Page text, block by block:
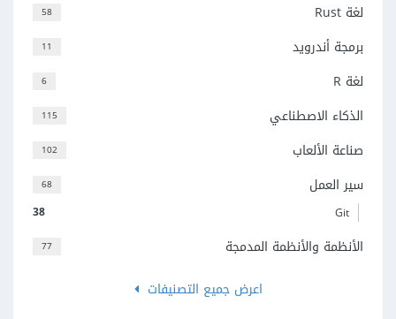
58 لغة Rust
11 برمجة أندرويد
6 لغة R
115 الذكاء الاصطناعي
102 صناعة الألعاب
68 سير العمل
38 Git
77
الأنظمة والأنظمة المدمجة
اعرض جميع التصنيفات